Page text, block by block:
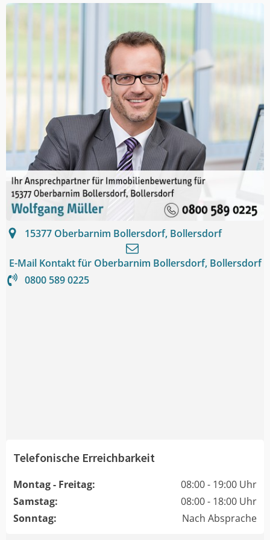
15377 Oberbarnim Bollersdorf, Bollersdorf
E-Mail Kontakt für Oberbarnim Bollersdorf, Bollersdorf
0800 589 0225
Telefonische Erreichbarkeit
Montag - Freitag:
08:00 - 19:00 Uhr
Samstag:
08:00 - 18:00 Uhr
Sonntag:
Nach Absprache